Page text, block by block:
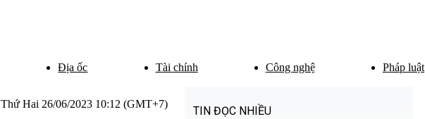
Địa ốc Tài chính Công nghệ Pháp luật
Thứ Hai 26/06/2023 10:12 (GMT+7)
TIN ĐỌC NHIỀU